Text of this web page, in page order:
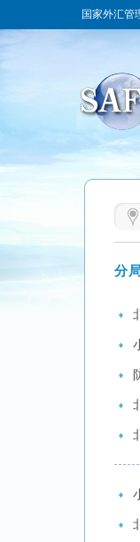
国家外汇管
分